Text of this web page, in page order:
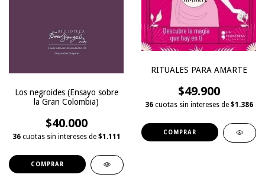
Los negroides (Ensayo sobre
la Gran Colombia)
$40.000
36 cuotas sin intereses de $1.111
RITUALES PARA AMARTE
$49.900
36 cuotas sin intereses de $1.386